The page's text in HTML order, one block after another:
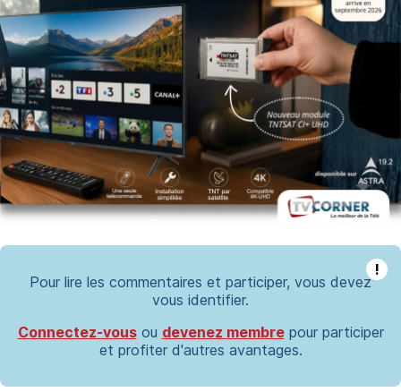
!
Pour lire les commentaires et participer, vous devez
vous identifier.
Connectez-vousou devenez membrepour participer
et profiter d'autres avantages.